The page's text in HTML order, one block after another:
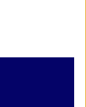
di base e sono
il GDPR.